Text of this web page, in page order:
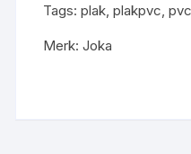
aantal
Tags:plak,plakpvc,
Merk:Joka